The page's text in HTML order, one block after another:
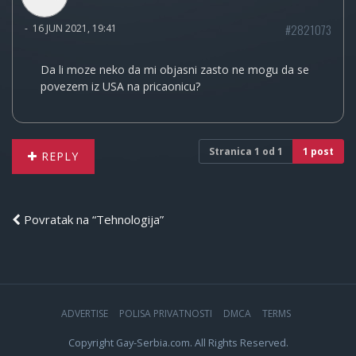
- 16 JUN 2021, 19:41 #2821073
Da li moze neko da mi objasni zasto ne mogu da se
povezem iz USA na pricaonicu?
REPLY Stranica 1 od 1 1 post
Povratak na “Tehnologija”
ADVERTISE POLISA PRIVATNOSTI DMCA TERMS
Copyright Gay-Serbia.com. All Rights Reserved.